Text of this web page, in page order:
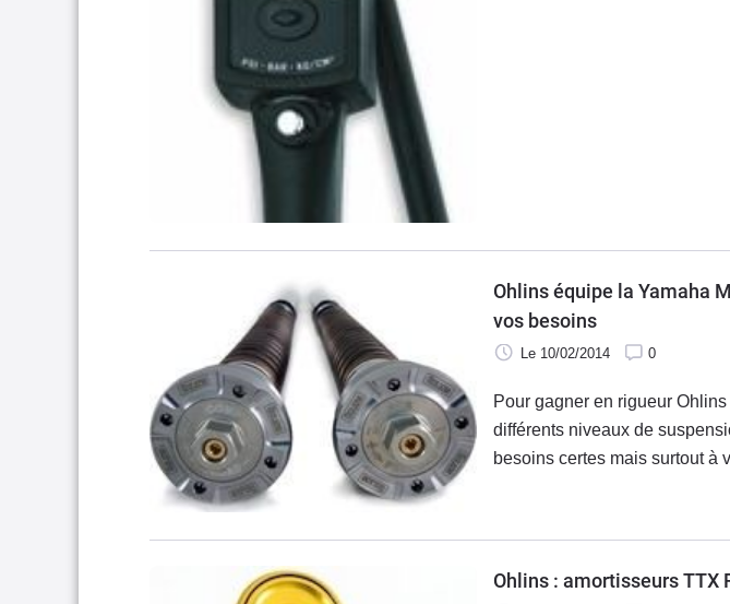
Ohlins équipe la Yamaha
vos besoins
Le 10/02/2014 0
Pour gagner en rigueur
différents niveaux de
besoins certes mais surtout
pour l'avant que pour l'arrière.
Ohlins : amortisseurs TTX